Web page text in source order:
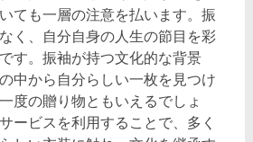
ても一層の注意を払います。振
く、自分自身の人生の節目を彩
す。振袖が持つ文化的な背景
中から自分らしい一枚を見つけ
度の贈り物ともいえるでしょ
ービスを利用することで、多く